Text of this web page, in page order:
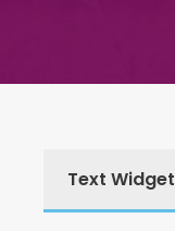
Text Widget